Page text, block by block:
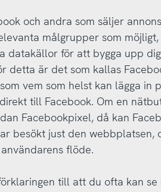
och andra som säljer
målgrupper som
datakällor för att bygga upp
detta är det som kallas
vem som helst kan lägga in
till Facebook. Om en
Facebookpixel, då kan
besökt just den webbplatsen,
flöde.
till att du ofta kan